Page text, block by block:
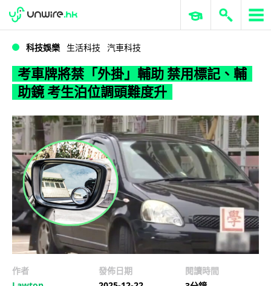
WWDC 2026 ERP 與商業 AI
科技娛樂 生活科技 汽車科技
考車牌將禁「外掛」輔助 禁用標記、輔
助鏡 考生泊位調頭難度升
作者
發佈日期
閱讀時間